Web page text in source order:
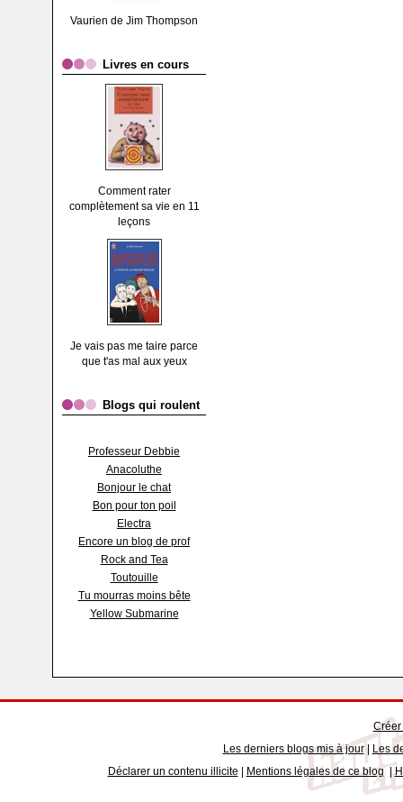
Vaurien de Jim Thompson
Livres en cours
Comment rater
complètement sa vie en 11
leçons
Je vais pas me taire parce
que t'as mal aux yeux
Blogs qui roulent
Professeur Debbie
Anacoluthe
Bonjour le chat
Bon pour ton poil
Electra
Encore un blog de prof
Rock and Tea
Toutouille
Tu mourras moins bête
Yellow Submarine
Les derniers blogs mis à jour| Les
Déclarer un contenu illicite
Mentions légales de ce blog|